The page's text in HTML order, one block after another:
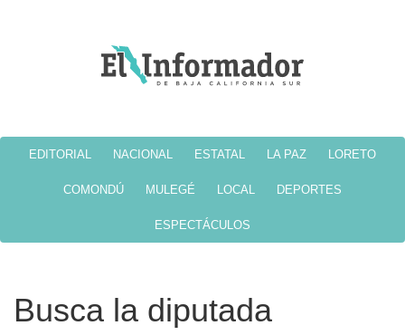
EDITORIAL NACIONAL ESTATAL LA PAZ LORETO
COMONDÚ MULEGÉ LOCAL DEPORTES
ESPECTÁCULOS
Busca la diputada